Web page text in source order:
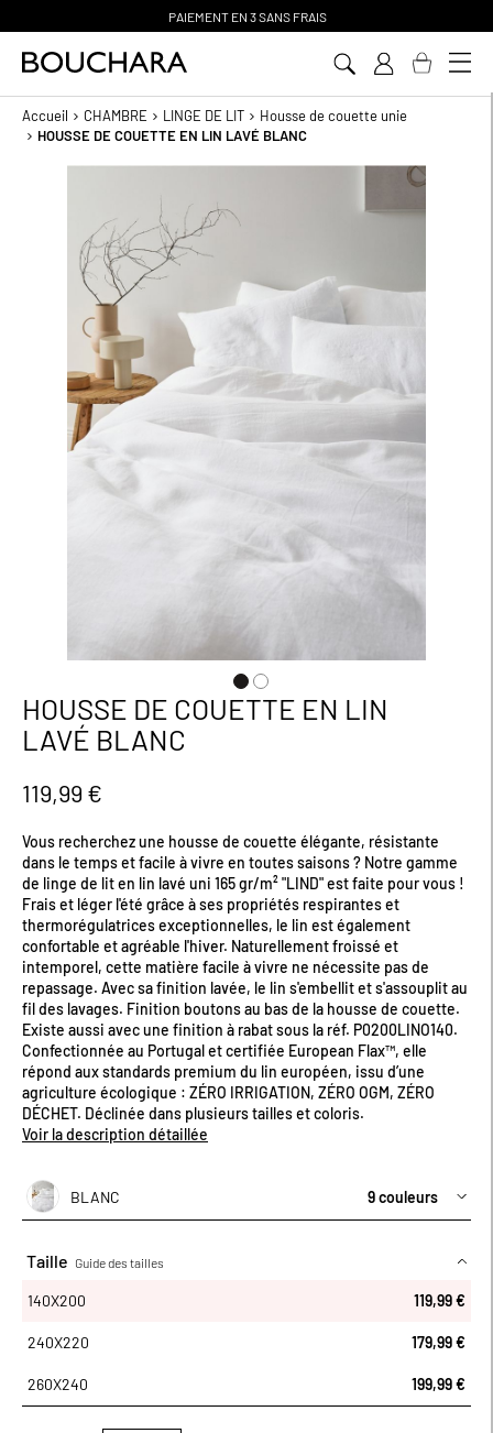
PAIEMENT EN 3 SANS FRAIS
Accueil CHAMBRE LINGE DE LIT
Housse de couette unie
HOUSSE DE COUETTE EN LIN LAVÉ BLANC
de
galerie
d’images
Passer
au
début
la
Galerie
HOUSSE DE COUETTE EN LIN
LAVÉ BLANC
119,99 €
Vous recherchez une housse de couette élégante, résistante
dans le temps et facile à vivre en toutes saisons ? Notre gamme
de linge de lit en lin lavé uni 165 gr/m² "LIND" est faite pour vous !
Frais et léger l'été grâce à ses propriétés respirantes et
thermorégulatrices exceptionnelles, le lin est également
confortable et agréable l'hiver. Naturellement froissé et
intemporel, cette matière facile à vivre ne nécessite pas de
repassage. Avec sa finition lavée, le lin s'embellit et s'assouplit au
fil des lavages. Finition boutons au bas de la housse de couette.
Existe aussi avec une finition à rabat sous la réf. P0200LINO140.
Confectionnée au Portugal et certifiée European Flax™, elle
répond aux standards premium du lin européen, issu d’une
agriculture écologique : ZÉRO IRRIGATION, ZÉRO OGM, ZÉRO
DÉCHET. Déclinée dans plusieurs tailles et coloris.
Voir la description détaillée
BLANC 9 couleurs
Taille Guide des tailles
140X200 119,99 €
240X220 179,99 €
260X240 199,99 €